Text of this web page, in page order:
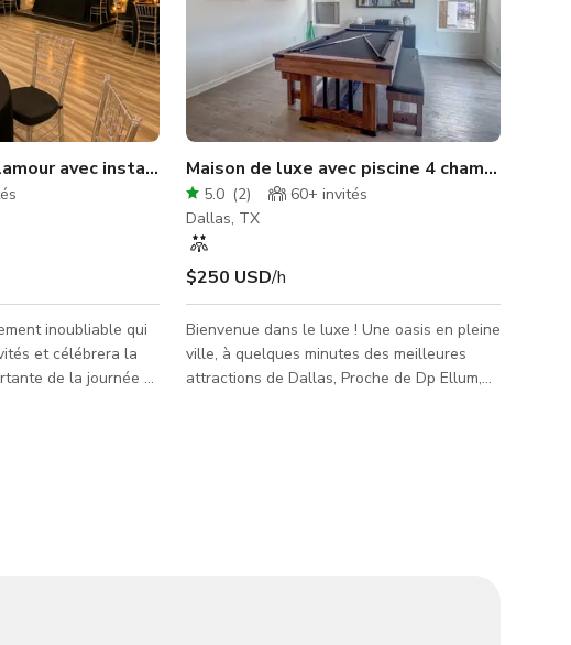
l'espace ultime
votre grand jour.
spacieuses offrant l'atmosphère parfaite
pour une réunion plus intime. Cet espace
peut accueillir une cabine DJ
avec installation complète incluse
inoubliable qui
et célébrera la
de la journée -
Maison de luxe avec piscine 4 chambres
5.0 (2) 60+ invités
Dallas, TX
$250 USD/h
Bienvenue dans le luxe ! Une oasis en pleine
ville, à quelques minutes des meilleures
attractions de Dallas, Proche de Dp Ellum,